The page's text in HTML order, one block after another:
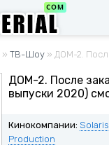
» ТВ-Шоу » ДОМ-2. После
ДОМ-2. После
выпуски 2020)
Кинокомпании:
Production